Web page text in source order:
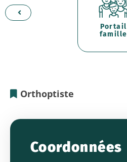
Portail
famille
Orthoptiste
ARTHUIS
Aurore
Coordonnées